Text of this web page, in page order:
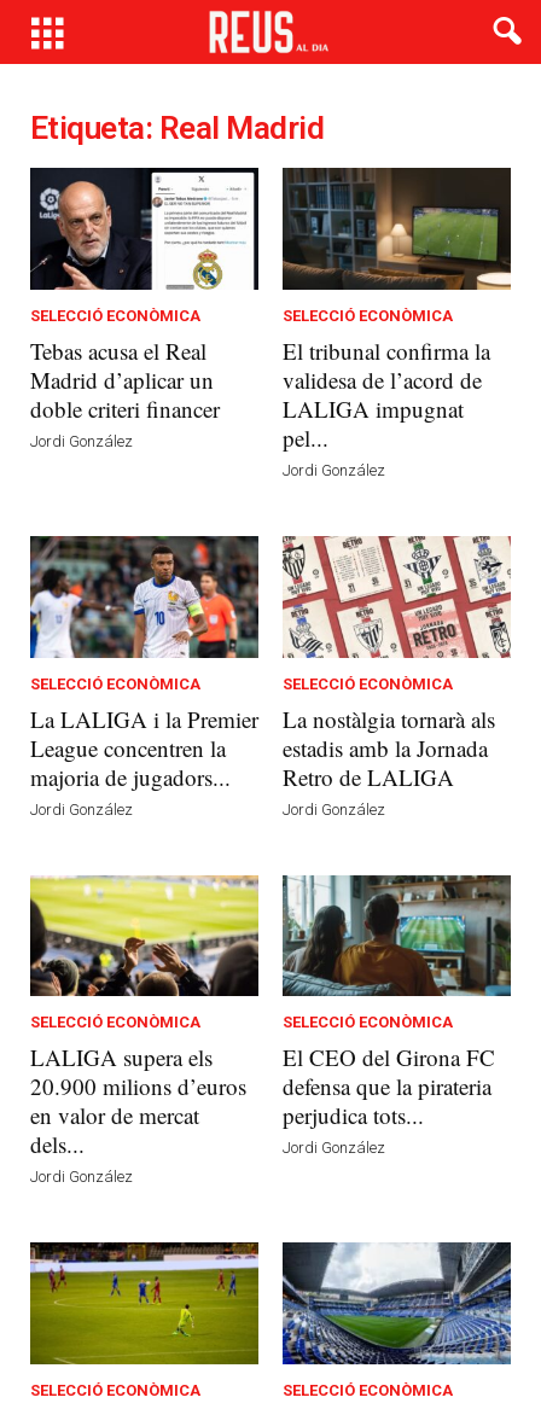
Etiqueta: Real Madrid
SELECCIÓ ECONÒMICA
Tebas acusa el Real
Madrid d’aplicar un
doble criteri financer
Jordi González
SELECCIÓ ECONÒMICA
El tribunal confirma la
validesa de l’acord de
LALIGA impugnat
pel...
Jordi González
SELECCIÓ ECONÒMICA
La LALIGA i la Premier
League concentren la
majoria de jugadors...
Jordi González
SELECCIÓ ECONÒMICA
La nostàlgia tornarà als
estadis amb la Jornada
Retro de LALIGA
Jordi González
SELECCIÓ ECONÒMICA
LALIGA supera els
20.900 milions d’euros
en valor de mercat
dels...
Jordi González
SELECCIÓ ECONÒMICA
El CEO del Girona FC
defensa que la pirateria
perjudica tots...
Jordi González
SELECCIÓ ECONÒMICA SELECCIÓ ECONÒMICA